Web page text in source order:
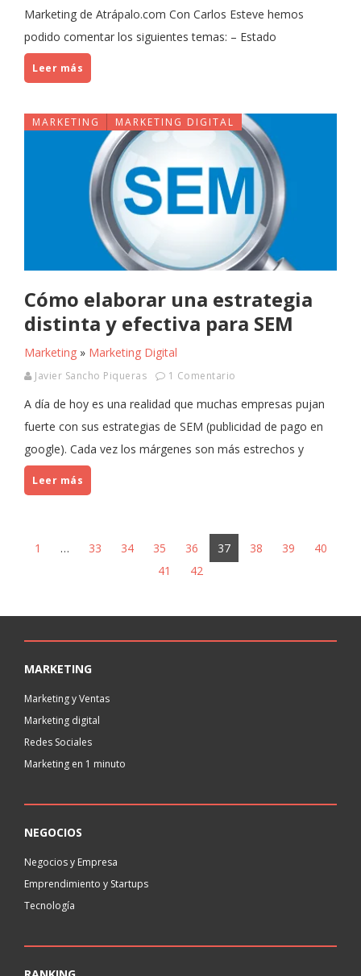
Marketing de Atrápalo.com Con Carlos Esteve hemos
podido comentar los siguientes temas: – Estado
Leer más
MARKETING MARKETING DIGITAL
Cómo elaborar una estrategia
distinta y efectiva para SEM
Marketing » Marketing Digital
Javier Sancho Piqueras 1 Comentario
A día de hoy es una realidad que muchas empresas pujan
fuerte con sus estrategias de SEM (publicidad de pago en
google). Cada vez los márgenes son más estrechos y
Leer más
1 … 33 34 35 36 37 38 39
40
41
42
MARKETING
Marketing y Ventas
Marketing digital
Redes Sociales
Marketing en 1 minuto
NEGOCIOS
Negocios y Empresa
Emprendimiento y Startups
Tecnología